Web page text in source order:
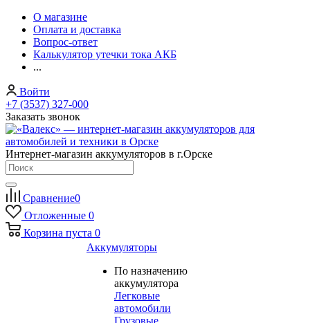
О магазине
Оплата и доставка
Вопрос-ответ
Калькулятор утечки тока АКБ
...
Войти
+7 (3537) 327-000
Заказать звонок
Интернет-магазин аккумуляторов в г.Орске
Сравнение0
Отложенные 0
Корзина пуста 0
Аккумуляторы
По назначению
аккумулятора
Легковые
автомобили
Грузовые